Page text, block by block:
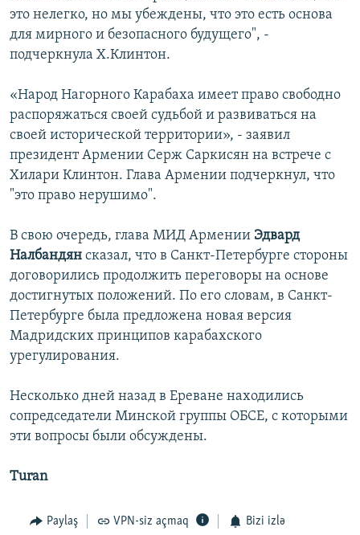
это нелегко, но мы убеждены, что это есть основа
для мирного и безопасного будущего", -
подчеркнула Х.Клинтон.
«Народ Нагорного Карабаха имеет право свободно
распоряжаться своей судьбой и развиваться на
своей исторической территории», - заявил
президент Армении Серж Саркисян на встрече с
Хилари Клинтон. Глава Армении подчеркнул, что
"это право нерушимо".
В свою очередь, глава МИД Армении Эдвард
Налбандян сказал, что в Санкт-Петербурге стороны
договорились продолжить переговоры на основе
достигнутых положений. По его словам, в Санкт-
Петербурге была предложена новая версия
Мадридских принципов карабахского
урегулирования.
Несколько дней назад в Ереване находились
сопредседатели Минской группы ОБСЕ, с которыми
эти вопросы были обсуждены.
Turan
Paylaş VPN-siz açmaq Bizi izlə